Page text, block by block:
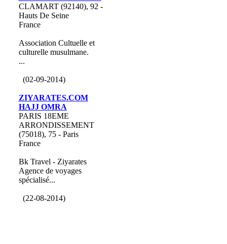
CLAMART (92140), 92 -
Hauts De Seine
France
Association Cultuelle et
culturelle musulmane.
...
(02-09-2014)
ZIYARATES.COM
HAJJ OMRA
PARIS 18EME
ARRONDISSEMENT
(75018), 75 - Paris
France
Bk Travel - Ziyarates
Agence de voyages
spécialisé...
(22-08-2014)